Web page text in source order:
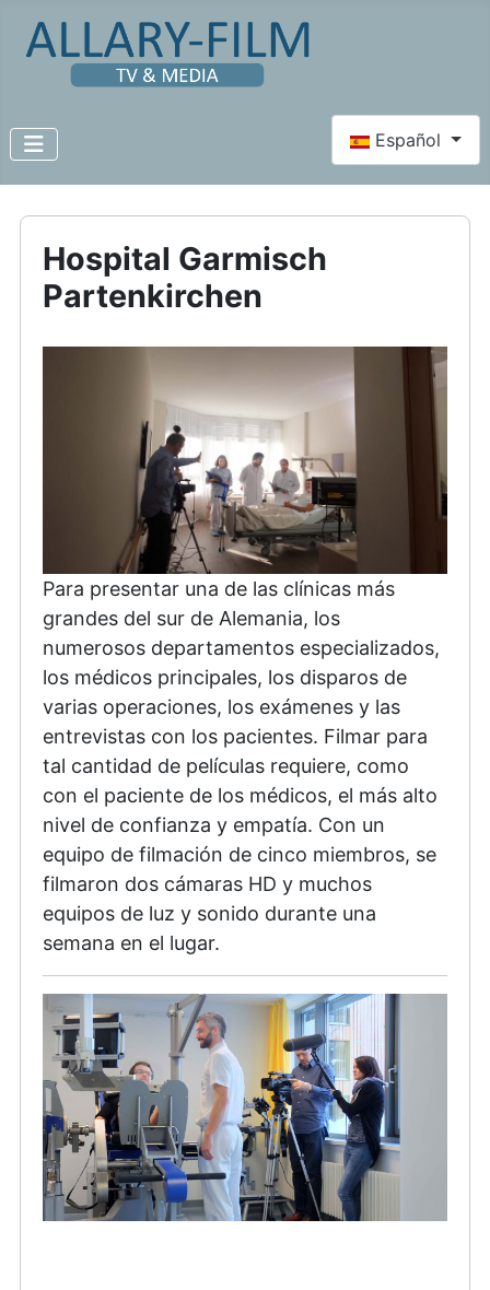
Seleccione su
Español
Hospital Garmisch
Partenkirchen
Para presentar una de las clínicas más
grandes del sur de Alemania, los
numerosos departamentos especializados,
los médicos principales, los disparos de
varias operaciones, los exámenes y las
entrevistas con los pacientes. Filmar para
tal cantidad de películas requiere, como
con el paciente de los médicos, el más alto
nivel de confianza y empatía. Con un
equipo de filmación de cinco miembros, se
filmaron dos cámaras HD y muchos
equipos de luz y sonido durante una
semana en el lugar.